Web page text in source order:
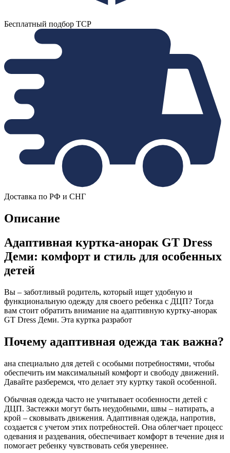
Бесплатный подбор ТСР
Доставка по РФ и СНГ
Описание
Адаптивная куртка-анорак GT Dress
Деми: комфорт и стиль для особенных
детей
Вы – заботливый родитель, который ищет удобную и
функциональную одежду для своего ребенка с ДЦП? Тогда
вам стоит обратить внимание на адаптивную куртку-анорак
GT Dress Деми. Эта куртка разработ
Почему адаптивная одежда так важна?
ана специально для детей с особыми потребностями, чтобы
обеспечить им максимальный комфорт и свободу движений.
Давайте разберемся, что делает эту куртку такой особенной.
Обычная одежда часто не учитывает особенности детей с
ДЦП. Застежки могут быть неудобными, швы – натирать, а
крой – сковывать движения. Адаптивная одежда, напротив,
создается с учетом этих потребностей. Она облегчает процесс
одевания и раздевания, обеспечивает комфорт в течение дня и
помогает ребенку чувствовать себя увереннее.